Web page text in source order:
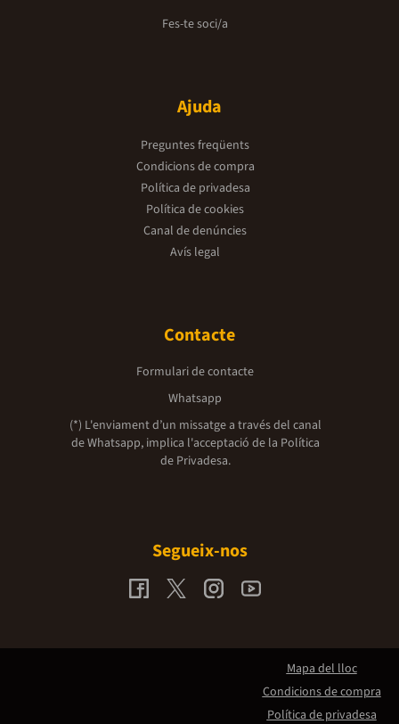
Fes-te soci/a
Ajuda
Preguntes freqüents
Condicions de compra
Política de privadesa
Política de cookies
Canal de denúncies
Avís legal
Contacte
Formulari de contacte
Whatsapp
(*) L'enviament d’un missatge a través del canal
de Whatsapp, implica l'acceptació de la Política
de Privadesa.
Segueix-nos
Mapa del lloc
Condicions de compra
Política de privadesa